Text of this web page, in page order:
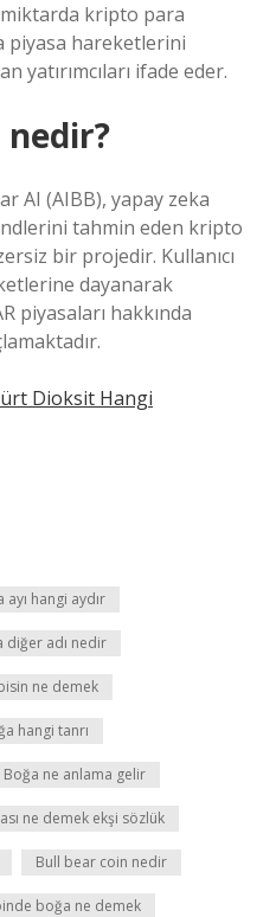
kripto para
piyasa hareketlerini
yatırımcıları ifade eder.
AI (AIBB), yapay zeka
tahmin eden kripto
bir projedir. Kullanıcı
dayanarak
piyasaları hakkında
Dioksit Hangi
ayı hangi aydır
diğer adı nedir
ne demek
hangi tanrı
Boğa ne anlama gelir
ne demek ekşi sözlük
Bull bear coin nedir
boğa ne demek